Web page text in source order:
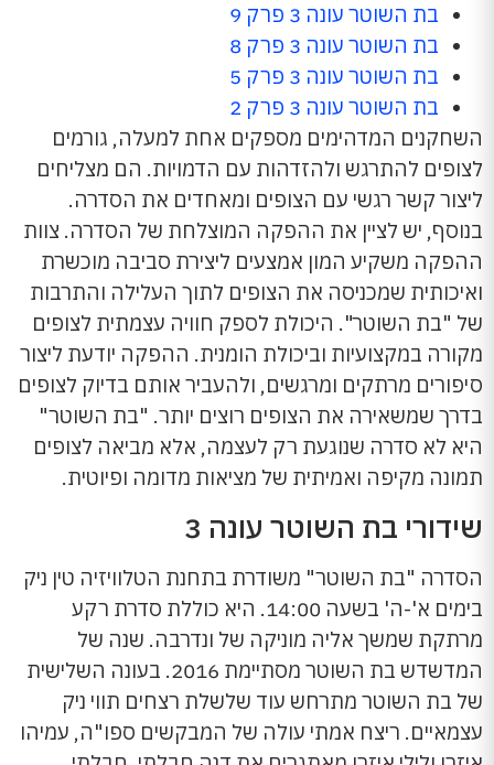
בת השוטר עונה 3 פרק 9
בת השוטר עונה 3 פרק 8
בת השוטר עונה 3 פרק 5
בת השוטר עונה 3 פרק 2
השחקנים המדהימים מספקים אחת למעלה, גורמים
לצופים להתרגש ולהזדהות עם הדמויות. הם מצליחים
ליצור קשר רגשי עם הצופים ומאחדים את הסדרה.
בנוסף, יש לציין את ההפקה המוצלחת של הסדרה. צוות
ההפקה משקיע המון אמצעים ליצירת סביבה מוכשרת
ואיכותית שמכניסה את הצופים לתוך העלילה והתרבות
של "בת השוטר". היכולת לספק חוויה עצמתית לצופים
מקורה במקצועיות וביכולת הומנית. ההפקה יודעת ליצור
סיפורים מרתקים ומרגשים, ולהעביר אותם בדיוק לצופים
בדרך שמשאירה את הצופים רוצים יותר. "בת השוטר"
היא לא סדרה שנוגעת רק לעצמה, אלא מביאה לצופים
תמונה מקיפה ואמיתית של מציאות מדומה ופיוטית.
שידורי בת השוטר עונה 3
הסדרה "בת השוטר" משודרת בתחנת הטלוויזיה טין ניק
בימים א'-ה' בשעה 14:00. היא כוללת סדרת רקע
מרתקת שמשך אליה מוניקה של ונדרבה. שנה של
המדשדש בת השוטר מסתיימת 2016. בעונה השלישית
של בת השוטר מתרחש עוד שלשלת רצחים תווי ניק
עצמאיים. ריצח אמתי עולה של המבקשים ספו"ה, עמיהו